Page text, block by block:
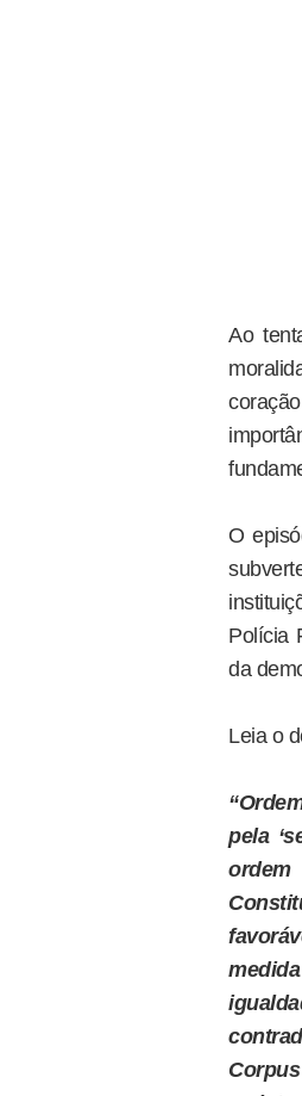
Ao
O
Polícia
da
Leia o
pela
ordem